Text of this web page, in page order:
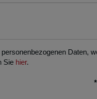
Daten,
Sie hier.